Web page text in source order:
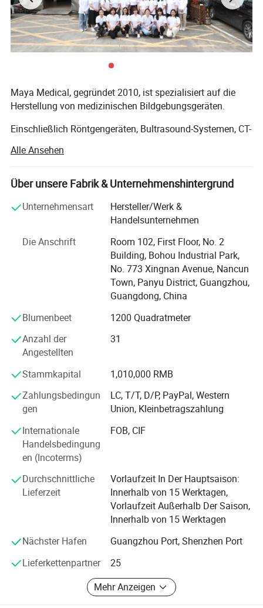
Maya Medical, gegründet 2010, ist spezialisiert auf die
Herstellung von medizinischen Bildgebungsgeräten.
Einschließlich Röntgengeräten, Bultrasound-Systemen, CT-
Produktionsanlagen bieten wir maßgeschneiderte
Lösungen für Krankenhäuser weltweit. Unsere Produkte
werden nach Afrika und Asien exportiert, unterstützt durch
Schulungsdienstleistungen.
unser globales Servicenetzwerk, um schnellen technischen
Support zu gewährleisten. Unser erfahrenes Team liefert
zuverlässige Geräte und umfassenden After-Sales-Service,
wodurch wir zu einem vertrauenswürdigen Partner in der
Medizintechnik werden. Kontaktieren Sie uns für
maßgeschneiderte Lösungen im Gesundheitswesen.
Alle Ansehen
Über unsere Fabrik & Unternehmenshintergrund
Unternehmensart
Hersteller/Werk &
Handelsunternehmen
Die Anschrift
Room 102, First Floor, No. 2
Building, Bohou Industrial Park,
No. 773 Xingnan Avenue, Nancun
Town, Panyu District, Guangzhou,
Guangdong, China
Blumenbeet
1200 Quadratmeter
Anzahl der
Angestellten
31
Stammkapital
1,010,000 RMB
Zahlungsbedingun
gen
LC, T/T, D/P, PayPal, Western
Union, Kleinbetragszahlung
Internationale
Handelsbedingung
en (Incoterms)
FOB, CIF
Durchschnittliche
Lieferzeit
Vorlaufzeit In Der Hauptsaison:
Innerhalb von 15 Werktagen,
Vorlaufzeit Außerhalb Der Saison,
Innerhalb von 15 Werktagen
Nächster Hafen
Guangzhou Port, Shenzhen Port
Lieferkettenpartner
25
Mehr Anzeigen